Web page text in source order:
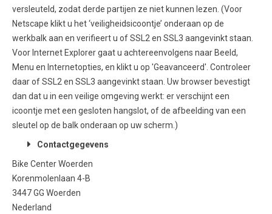
versleuteld, zodat derde partijen ze niet kunnen lezen. (Voor
Netscape klikt u het ‘veiligheidsicoontje’ onderaan op de
werkbalk aan en verifieert u of SSL2 en SSL3 aangevinkt staan.
Voor Internet Explorer gaat u achtereenvolgens naar Beeld,
Menu en Internetopties, en klikt u op 'Geavanceerd'. Controleer
daar of SSL2 en SSL3 aangevinkt staan. Uw browser bevestigt
dan dat u in een veilige omgeving werkt: er verschijnt een
icoontje met een gesloten hangslot, of de afbeelding van een
sleutel op de balk onderaan op uw scherm.)
Contactgegevens
Bike Center Woerden
Korenmolenlaan 4-B
3447 GG Woerden
Nederland